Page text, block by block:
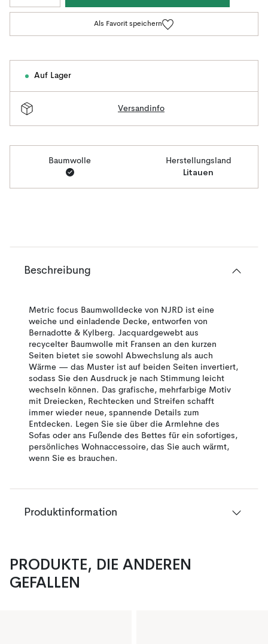
Als Favorit speichern
Auf Lager
Versandinfo
Baumwolle Herstellungsland
Litauen
Beschreibung
Metric focus Baumwolldecke von NJRD ist eine
weiche und einladende Decke, entworfen von
Bernadotte & Kylberg. Jacquardgewebt aus
recycelter Baumwolle mit Fransen an den kurzen
Seiten bietet sie sowohl Abwechslung als auch
Wärme — das Muster ist auf beiden Seiten invertiert,
sodass Sie den Ausdruck je nach Stimmung leicht
wechseln können. Das grafische, mehrfarbige Motiv
mit Dreiecken, Rechtecken und Streifen schafft
immer wieder neue, spannende Details zum
Entdecken. Legen Sie sie über die Armlehne des
Sofas oder ans Fußende des Bettes für ein sofortiges,
persönliches Wohnaccessoire, das Sie auch wärmt,
wenn Sie es brauchen.
Produktinformation
PRODUKTE, DIE ANDEREN
GEFALLEN